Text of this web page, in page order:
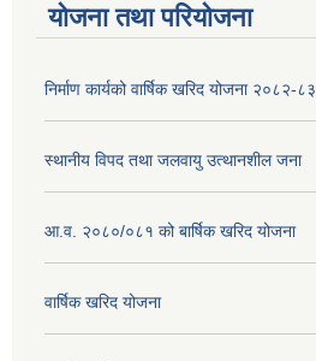
योजना तथा परियोजना
निर्माण कार्यको वार्षिक खरिद योजना २०८२-८३
स्थानीय विपद तथा जलवायु उत्थानशील जना
आ.व. २०८०/०८१ को बार्षिक खरिद योजना
वार्षिक खरिद योजना